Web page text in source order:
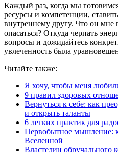
Каждый раз, когда мы
ресурсы и компетенции,
внутреннему другу. Что он мне
опасаться? Откуда черпать
вопросы и дожидайтесь
увлеченность была
Читайте также:
Я хочу, чтобы меня
9 правил здоровых
Вернуться к себе: как
и открыть таланты
6 легких практик для
Первобытное мышление:
Вселенной
Властелин обручального